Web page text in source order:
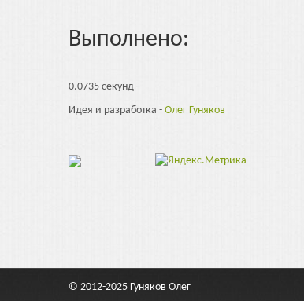
Выполнено:
0.0735 секунд
Идея и разработка - Олег Гуняков
© 2012-2025 Гуняков Олег